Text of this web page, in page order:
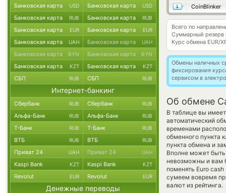
CoinBlinker
Всего по
Суммарный резерв
Курс обмена EUR/
Обмены наличных
фиксирования
сервисом в
Об обмене
В таблице вы
автоматический
временами
обменного пункта
пункта обмена и
Вполне может
невозможны и вам
поменять Euro
сумеем вовремя
валют из рейтинга.
Банковская карта USD Банковская карта USD
Банковская карта RUB Банковская карта RUB
Банковская карта EUR Банковская карта EUR
Банковская карта UAH Банковская карта UAH
Банковская карта BYN Банковская карта BYN
Банковская карта KZT Банковская карта KZT
СБП RUB СБП RUB
Интернет-банкинг
Сбербанк RUB Сбербанк RUB
Альфа-Банк RUB Альфа-Банк RUB
Т-Банк RUB Т-Банк RUB
ВТБ RUB ВТБ RUB
Приват 24 UAH Приват 24 UAH
Kaspi Bank KZT Kaspi Bank KZT
Revolut EUR Revolut EUR
Денежные переводы